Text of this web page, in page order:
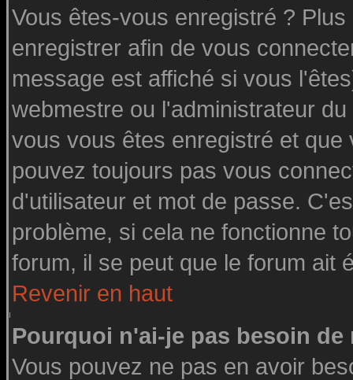
Vous êtes-vous enregistré ?
enregistrer afin de vous
message est affiché si vous
webmestre ou l'administrateur
vous vous êtes enregistré et
pouvez toujours pas vous
d'utilisateur et mot de passe.
problème, si cela ne fonctionne
forum, il se peut que le forum ait
Revenir en haut
Pourquoi n'ai-je pas besoin
Vous pouvez ne pas en avoir